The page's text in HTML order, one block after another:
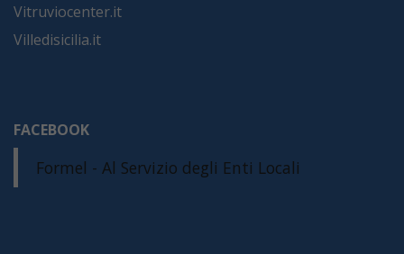
Vitruviocenter.it
Villedisicilia.it
FACEBOOK
Formel - Al Servizio degli Enti Locali